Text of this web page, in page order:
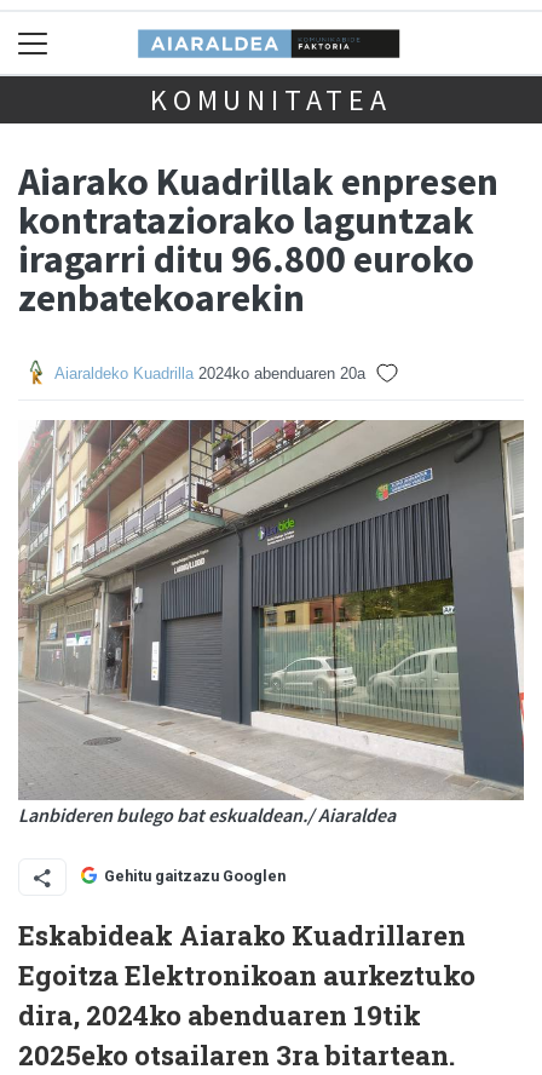
KOMUNITATEA
Aiarako Kuadrillak enpresen
kontrataziorako laguntzak
iragarri ditu 96.800 euroko
zenbatekoarekin
Aiaraldeko Kuadrilla 2024ko abenduaren 20a
Lanbideren bulego bat eskualdean./ Aiaraldea
Gehitu gaitzazu Googlen
Eskabideak Aiarako Kuadrillaren
Egoitza Elektronikoan aurkeztuko
dira, 2024ko abenduaren 19tik
2025eko otsailaren 3ra bitartean.